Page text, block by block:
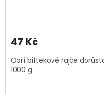
47 Kč
Obří biftekové rajče
1000 g.